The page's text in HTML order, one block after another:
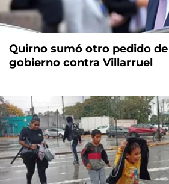
Quirno sumó otro pedido
gobierno contra Villarruel